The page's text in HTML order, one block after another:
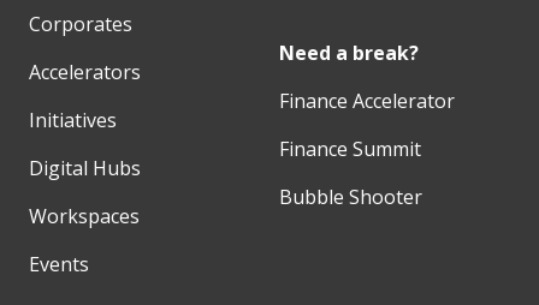
Corporates
Accelerators
Initiatives
Digital Hubs
Workspaces
Events
Need a break?
Finance Accelerator
Finance Summit
Bubble Shooter